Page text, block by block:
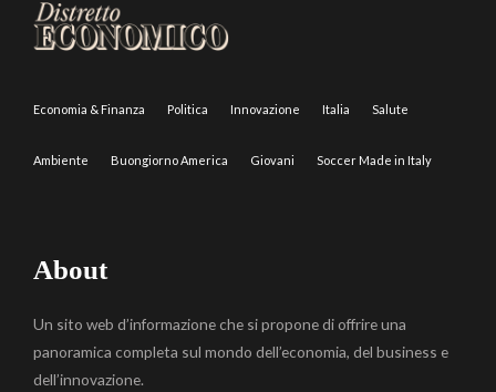
Economia & Finanza Politica Innovazione Italia Salute
Ambiente Buongiorno America Giovani Soccer Made in Italy
About
Un sito web d’informazione che si propone di offrire una
panoramica completa sul mondo dell’economia, del business e
dell’innovazione.